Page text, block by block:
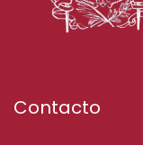
Contacto